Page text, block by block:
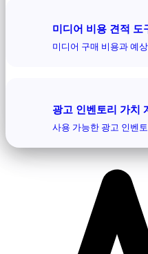
미디어 비용 견적 도
미디어 구매 비용과 예
광고 인벤토리 가치
사용 가능한 광고 인벤